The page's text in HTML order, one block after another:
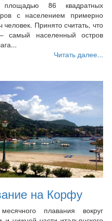
площадью 86 квадратных
с населением примерно
человек. Принято считать, что
самый населенный остров
Читать далее...
на Корфу
плавания вокруг